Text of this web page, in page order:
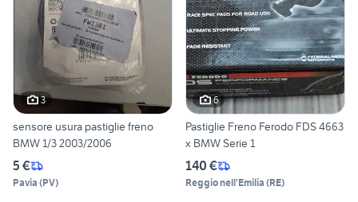
3
sensore usura pastiglie freno
BMW 1/3 2003/2006
5 €
Pavia (PV)
6
Pastiglie Freno Ferodo FDS 4663
x BMW Serie 1
140 €
Reggio nell'Emilia (RE)